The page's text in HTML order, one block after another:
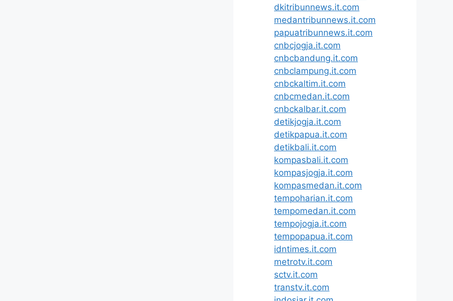
dkitribunnews.it.com
medantribunnews.it.com
papuatribunnews.it.com
cnbcjogja.it.com
cnbcbandung.it.com
cnbclampung.it.com
cnbckaltim.it.com
cnbcmedan.it.com
cnbckalbar.it.com
detikjogja.it.com
detikpapua.it.com
detikbali.it.com
kompasbali.it.com
kompasjogja.it.com
kompasmedan.it.com
tempoharian.it.com
tempomedan.it.com
tempojogja.it.com
tempopapua.it.com
idntimes.it.com
metrotv.it.com
sctv.it.com
transtv.it.com